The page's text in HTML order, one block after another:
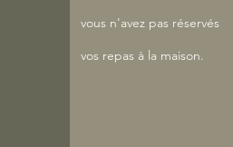
vous n'avez pas réservés
vos repas à la maison.